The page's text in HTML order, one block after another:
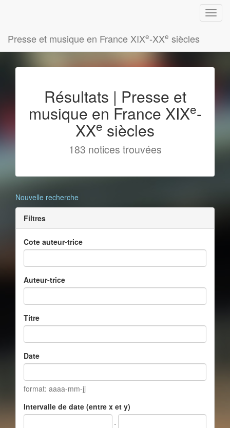
Presse et musique en France XIXe-XXe siècles
Résultats | Presse et
musique en France XIXe-
XXe siècles
183 notices trouvées
Nouvelle recherche
Filtres
Cote auteur-trice
Auteur-trice
Titre
Date
format: aaaa-mm-jj
Intervalle de date (entre x et y)
-